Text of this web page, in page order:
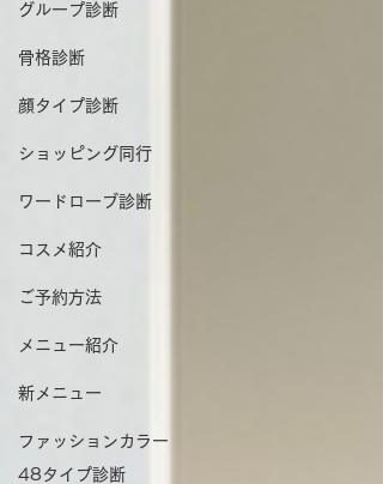
グループ診断
骨格診断
顔タイプ診断
ショッピング同行
ワードローブ診断
コスメ紹介
ご予約方法
メニュー紹介
新メニュー
ファッションカラー
48タイプ診断